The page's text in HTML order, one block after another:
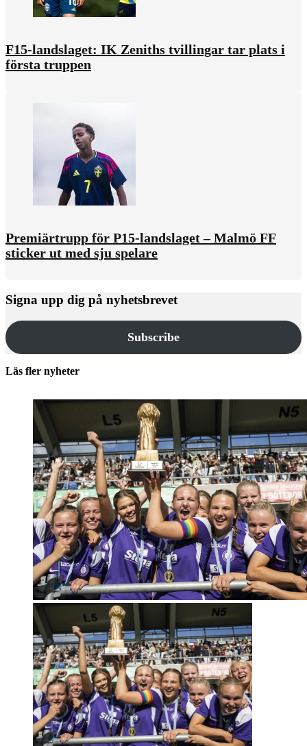
F15-landslaget: IK Zeniths tvillingar tar plats i
första truppen
Premiärtrupp för P15-landslaget – Malmö FF
sticker ut med sju spelare
Signa upp dig på nyhetsbrevet
Subscribe
Läs fler nyheter